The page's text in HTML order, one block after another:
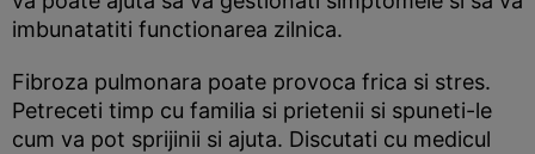
imbunatatiti functionarea zilnica.
Fibroza pulmonara poate provoca frica si stres.
Petreceti timp cu familia si prietenii si spuneti-le
cum va pot sprijinii si ajuta. Discutati cu medicul